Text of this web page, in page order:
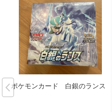
ポケモンカード 白銀のランス